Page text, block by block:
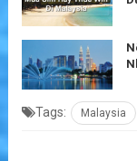
Tags: Malaysia